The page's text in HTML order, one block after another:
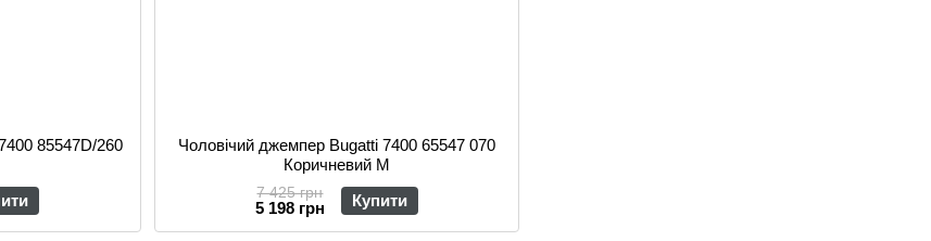
85547D/260
Чоловічий джемпер Bugatti 7400 65547 070
Коричневий M
7 425 грн
5 198 грн Купити